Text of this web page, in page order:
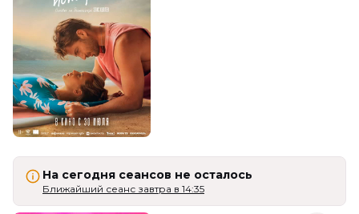
На сегодня сеансов не осталось
Ближайший сеанс завтра в 14:35